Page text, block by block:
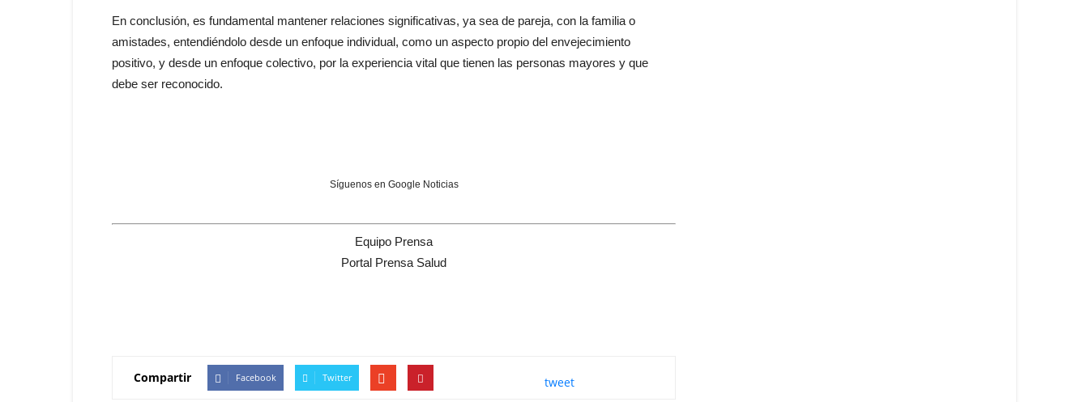
En conclusión, es fundamental mantener relaciones significativas, ya sea de pareja, con la familia o
amistades, entendiéndolo desde un enfoque individual, como un aspecto propio del envejecimiento
positivo, y desde un enfoque colectivo, por la experiencia vital que tienen las personas mayores y que
debe ser reconocido.
Síguenos en Google Noticias
Equipo Prensa
Portal Prensa Salud
Compartir Facebook Twitter tweet